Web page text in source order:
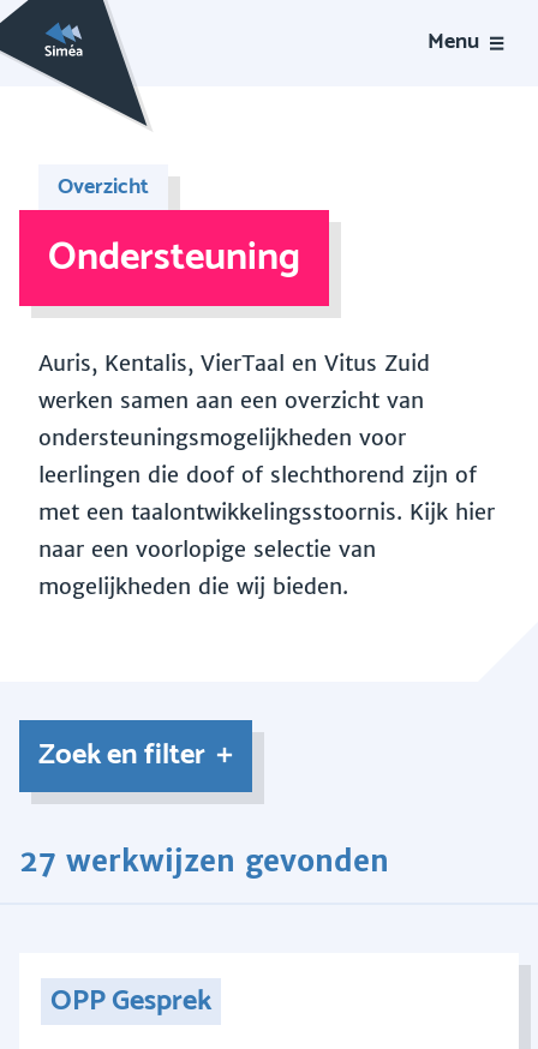
Menu
Overzicht
Ondersteuning
Auris, Kentalis, VierTaal en Vitus Zuid
werken samen aan een overzicht van
ondersteuningsmogelijkheden voor
leerlingen die doof of slechthorend zijn of
met een taalontwikkelingsstoornis. Kijk hier
naar een voorlopige selectie van
mogelijkheden die wij bieden.
Zoek en filter
27 werkwijzen gevonden
OPP Gesprek